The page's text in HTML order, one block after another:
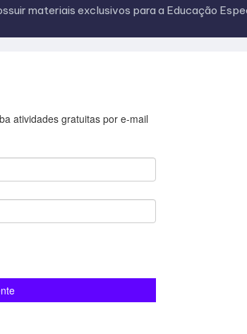
materiais exclusivos para a Educação